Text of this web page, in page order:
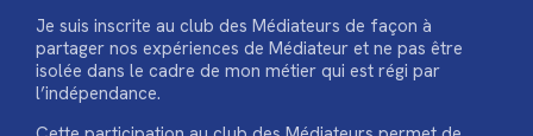
Je suis inscrite au club des Médiateurs de façon à
partager nos expériences de Médiateur et ne pas être
isolée dans le cadre de mon métier qui est régi par
l’indépendance.